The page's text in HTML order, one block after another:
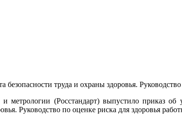
труда и охраны здоровья.
и метрологии (Росстандарт) выпустило приказ
Руководство по оценке риска для здоровья